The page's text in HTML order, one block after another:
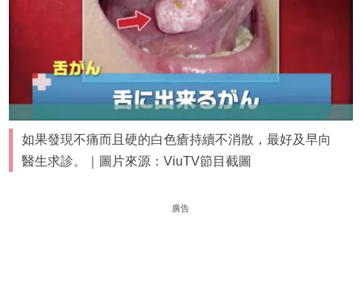
如果發現不痛而且硬的白色瘡持續不消散，最好及早向
醫生求診。｜圖片來源：ViuTV節目截圖
廣告